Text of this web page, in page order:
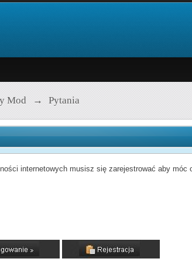
Mod → Pytania
internetowych musisz się zarejestrować aby